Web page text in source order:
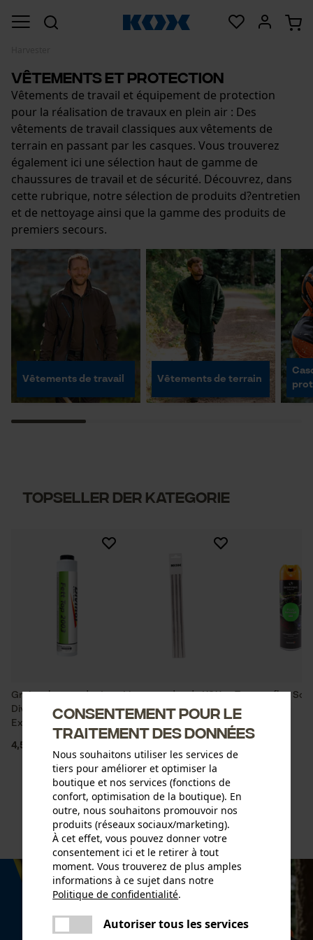
Vêtements et protection
Vêtements de travail et équipement de protection
pour la réalisation de travaux en plein air : Des
vêtements de travail classiques aux vêtements de
terrain en passant par les casques. Vous trouverez
également ici une sélection haut de gamme de
chaussures de travail et de sécurité. Découvrez, dans
cette rubrique, notre sélection de produits d?entretien
et de nettoyage ainsi que la gamme des produits de
premiers secours.
Vêtements de travail Vêtements de terrain
Topseller der Kategorie
Graisse longue durée
Divinol Top 2003
Extrem vert
4,59 €
Traceur fluo
Consentement pour le
traitement des données
Nous souhaitons utiliser les services de
tiers pour améliorer et optimiser la
boutique et nos services (fonctions de
confort, optimisation de la boutique). En
outre, nous souhaitons promouvoir nos
produits (réseaux sociaux/marketing).
À cet effet, vous pouvez donner votre
consentement ici et le retirer à tout
moment. Vous trouverez de plus amples
informations à ce sujet dans notre
Politique de confidentialité.
Autoriser tous les services
Une erreur s'est produite. Veuillez
essayer encore.
partager
partager